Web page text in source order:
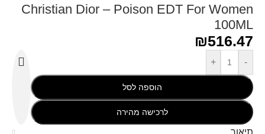
Christian Dior – Poison EDT For Women
100ML
₪516.47
-
+
הוספה לסל
לרכישה מהירה
תיאור